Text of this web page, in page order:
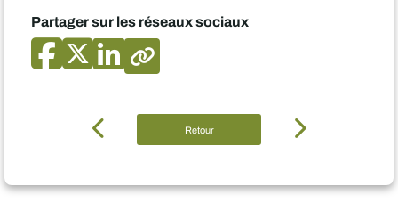
Partager sur les réseaux sociaux
Retour